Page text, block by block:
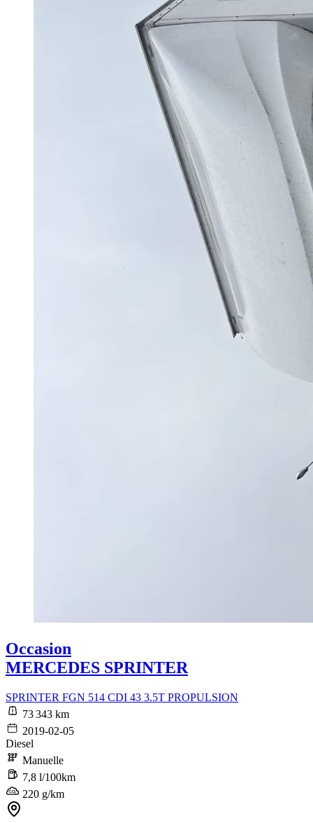
Occasion
MERCEDES SPRINTER
SPRINTER FGN 514 CDI 43 3.5T PROPULSION
73 343 km
2019-02-05
Diesel
Manuelle
7,8 l/100km
220 g/km